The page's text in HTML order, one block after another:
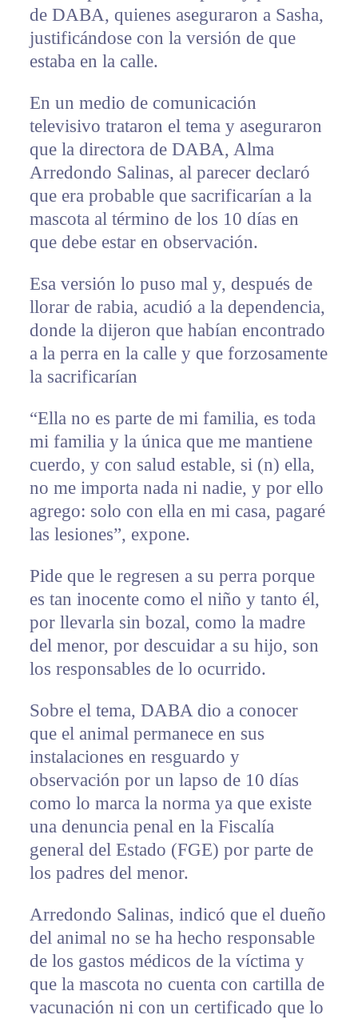
de DABA, quienes aseguraron a Sasha,
justificándose con la versión de que
estaba en la calle.
En un medio de comunicación
televisivo trataron el tema y aseguraron
que la directora de DABA, Alma
Arredondo Salinas, al parecer declaró
que era probable que sacrificarían a la
mascota al término de los 10 días en
que debe estar en observación.
Esa versión lo puso mal y, después de
llorar de rabia, acudió a la dependencia,
donde la dijeron que habían encontrado
a la perra en la calle y que forzosamente
la sacrificarían
“Ella no es parte de mi familia, es toda
mi familia y la única que me mantiene
cuerdo, y con salud estable, si (n) ella,
no me importa nada ni nadie, y por ello
agrego: solo con ella en mi casa, pagaré
las lesiones”, expone.
Pide que le regresen a su perra porque
es tan inocente como el niño y tanto él,
por llevarla sin bozal, como la madre
del menor, por descuidar a su hijo, son
los responsables de lo ocurrido.
Sobre el tema, DABA dio a conocer
que el animal permanece en sus
instalaciones en resguardo y
observación por un lapso de 10 días
como lo marca la norma ya que existe
una denuncia penal en la Fiscalía
general del Estado (FGE) por parte de
los padres del menor.
Arredondo Salinas, indicó que el dueño
del animal no se ha hecho responsable
de los gastos médicos de la víctima y
que la mascota no cuenta con cartilla de
vacunación ni con un certificado que lo